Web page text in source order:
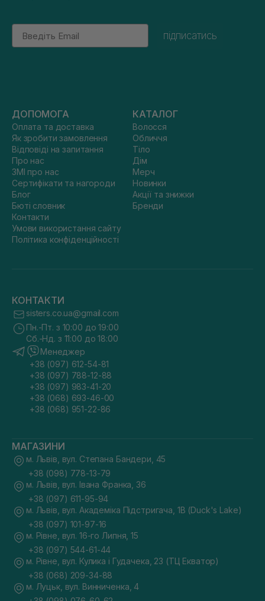
Email
підписатись
ДОПОМОГА
Оплата та доставка
Як зробити замовлення
Відповіді на запитання
Про нас
ЗМІ про нас
Сертифікати та нагороди
Блог
Бюті словник
Контакти
Умови використання сайту
Політика конфіденційності
КАТАЛОГ
Волосся
Обличчя
Тіло
Дім
Мерч
Новинки
Акції та знижки
Бренди
КОНТАКТИ
sisters.co.ua@gmail.com
Пн.-Пт. з 10:00 до 19:00
Сб.-Нд. з 11:00 до 18:00
Менеджер
+38 (097) 612-54-81
+38 (097) 788-12-88
+38 (097) 983-41-20
+38 (068) 693-46-00
+38 (068) 951-22-86
МАГАЗИНИ
м. Львів, вул. Степана Бандери, 45
+38 (098) 778-13-79
м. Львів, вул. Івана Франка, 36
+38 (097) 611-95-94
м. Львів, вул. Академіка Підстригача, 1В (Duck's Lake)
+38 (097) 101-97-16
м. Рівне, вул. 16-го Липня, 15
+38 (097) 544-61-44
м. Рівне, вул. Кулика і Гудачека, 23 (ТЦ Екватор)
+38 (068) 209-34-88
м. Луцьк, вул. Винниченка, 4